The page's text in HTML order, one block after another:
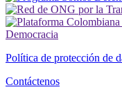
Política de protección de
Contáctenos